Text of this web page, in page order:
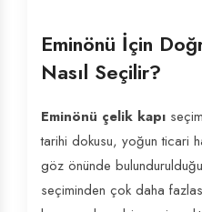
Eminönü İçin
Nasıl Seçilir?
Eminönü çelik kapı
tarihi dokusu, yoğun ticari
göz önünde
seçiminden çok daha